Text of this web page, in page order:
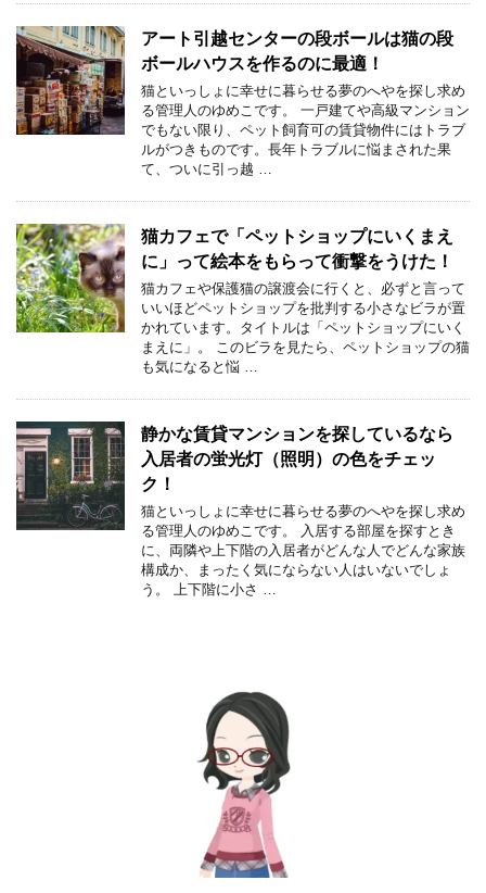
アート引越センターの段ボールは猫の段
ボールハウスを作るのに最適！
猫といっしょに幸せに暮らせる夢のへやを探し求め
る管理人のゆめこです。 一戸建てや高級マンション
でもない限り、ペット飼育可の賃貸物件にはトラブ
ルがつきものです。長年トラブルに悩まされた果
て、ついに引っ越 …
猫カフェで「ペットショップにいくまえ
に」って絵本をもらって衝撃をうけた！
猫カフェや保護猫の譲渡会に行くと、必ずと言って
いいほどペットショップを批判する小さなビラが置
かれています。タイトルは「ペットショップにいく
まえに」。 このビラを見たら、ペットショップの猫
も気になると悩 …
静かな賃貸マンションを探しているなら
入居者の蛍光灯（照明）の色をチェッ
ク！
猫といっしょに幸せに暮らせる夢のへやを探し求め
る管理人のゆめこです。 入居する部屋を探すとき
に、両隣や上下階の入居者がどんな人でどんな家族
構成か、まったく気にならない人はいないでしょ
う。 上下階に小さ …